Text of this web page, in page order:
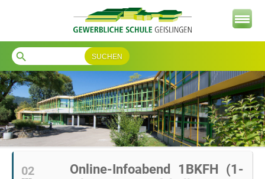
search
02
Online-Infoabend 1BKFH (1-